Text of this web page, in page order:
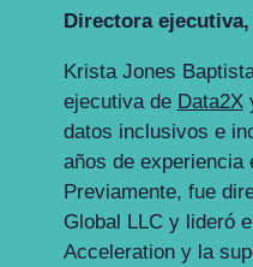
Directora ejecutiva,
Krista Jones
ejecutiva de Data2X
datos inclusivos e
años de experiencia
Previamente, fue
Global LLC y lideró
Acceleration y la